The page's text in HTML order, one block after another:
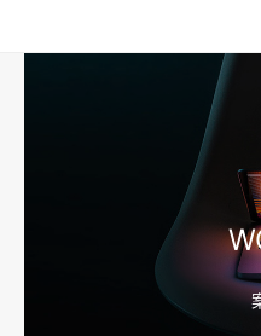
宁波高端网站建设公司推